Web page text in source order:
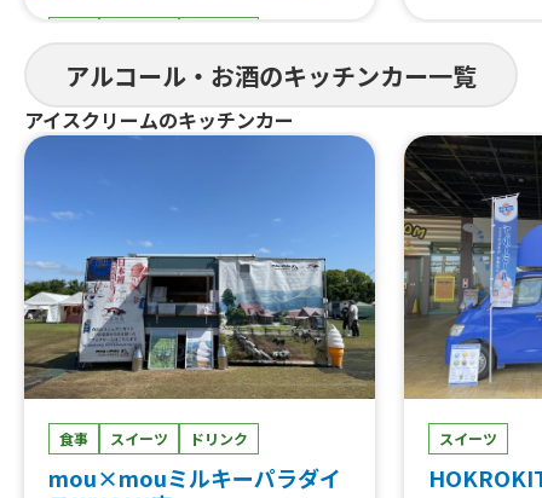
まると
提供商品
ぐるぐるウインナー、QQボール、生ビ
す大根、ホットレモネード、唐揚げ、le
monade、つくねフリット、つくねカ
レー、つくねライス
すじ煮込み、
重、はらみ
牛タン串、
にわ黒牛ステ
巻きおにぎり
熟成ハラミ串
焼肉丼、大阪
美人カステラ
0個、チュロ
ーク焼きそば
ェ、焼き鳥、
しパイン、な
ば、フラン
タン重、唐揚
こ焼き
アルコール・お酒のキッチンカー一覧
アイスクリームのキッチンカー
食事 スイーツ ドリンク
mou×mouミルキーパラダイ
スイーツ